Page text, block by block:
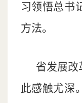
习领悟总书
方法。
省发展改
此感触尤深